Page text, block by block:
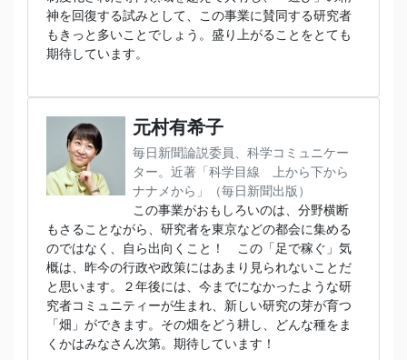
神を回復する試みとして、この事業に賛同する研究者
もきっと多いことでしょう。盛り上がることをとても
期待しています。
元村有希子
毎日新聞論説委員、科学コミュニケー
ター。近著「科学目線 上から下から
ナナメから」（毎日新聞出版）
この事業がおもしろいのは、分野横断
もさることながら、研究者を東京などの都会に集める
のではなく、自ら出向くこと！ この「足で稼ぐ」気
概は、昨今の行政や政策にはあまり見られないことだ
と思います。２年後には、今までになかったような研
究者コミュニティーが生まれ、新しい研究の芽が育つ
「畑」ができます。その畑をどう耕し、どんな種をま
くかはみなさん次第。期待しています！